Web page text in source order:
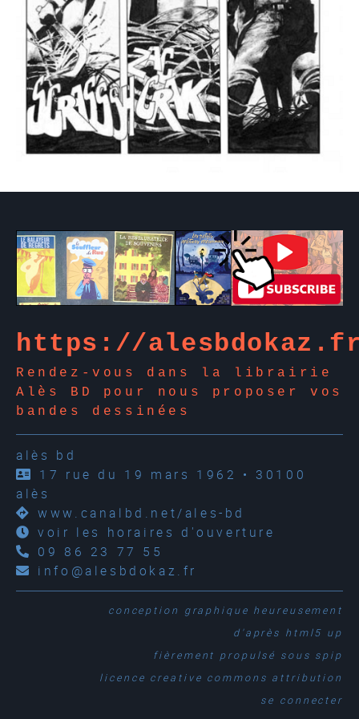
https://
Rendez-vous dans la librairie
Alès BD pour nous proposer vos
bandes dessinées
alès bd
17 rue du 19 mars 1962 • 30100
alès
www.canalbd.net/ales-bd
voir les horaires d'ouverture
09 86 23 77 55
info@alesbdokaz.fr
conception graphique heureusement
d'après html5 up
fièrement propulsé sous spip
licence creative commons attribution
se connecter